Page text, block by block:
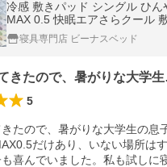
冷感 敷きパッド シングル ひん
MAX 0.5 快眠エアさらクール
ュラータイプ 100×200cm 接触
却 ベッドパッド
寝具専門店 ビーナスベッド
暑く
5
たので、暑がりな大学生の息
だけあり、いない場所は
喜んでいました。私も試しに